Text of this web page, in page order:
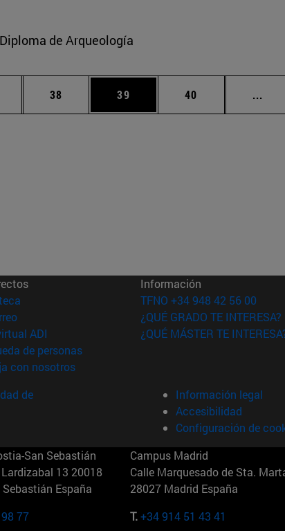
de Arqueología
Páginas intermedias Use TAB para desplazarse.
Página
38 Página
39 Página
40 ...
(abre en nueva ventana)
(abre en nueva ventana)
ADI (abre en nueva ventana)
de personas(abre en nueva ventana)
con nosotros(abre en nueva ventana)
Información
TFNO +34 948 42 56 00
¿QUÉ GRADO TE INTERESA?
¿QUÉ MÁSTER TE
de
Información legal
Accesibilidad
Configuración de
San Sebastián
13 20018
España
77
Campus Madrid
Calle Marquesado de Sta.
28027 Madrid España
T.+34 914 51 43 41